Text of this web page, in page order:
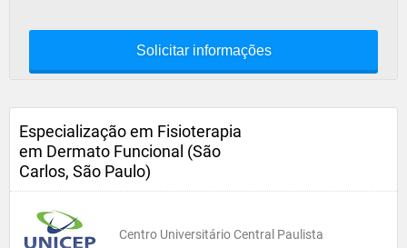
Solicitar informações
Especialização em Fisioterapia
em Dermato Funcional (São
Carlos, São Paulo)
Centro Universitário Central Paulista